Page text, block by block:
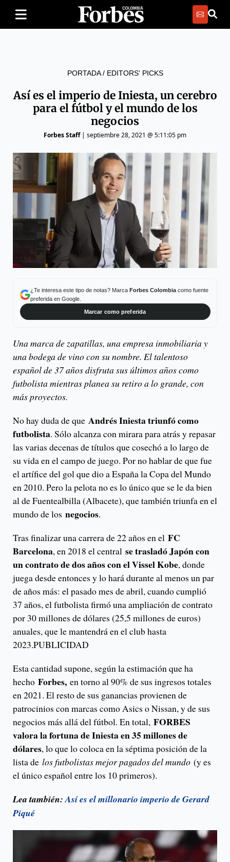
PORTADA/ EDITORS' PICKS
Así es el imperio de Iniesta, un cerebro
para el fútbol y el mundo de los
negocios
Forbes Staff| septiembre 28, 2021 @ 5:11:05 pm
¿Te interesa este tipo de notas? Marca Forbes Colombiacomo fuente
preferida en Google.
Marcar como preferida
Una marca de zapatillas, una empresa inmobiliaria y
una bodega de vino con su nombre. El talentoso
español de 37 años disfruta sus últimos años como
futbolista mientras planea su retiro a lo grande, con
más proyectos.
No hay duda de que Andrés Iniesta triunfó como
futbolista. Sólo alcanza con mirara para atrás y repasar
las varias decenas de títulos que cosechó a lo largo de
su vida en el campo de juego. Por no hablar de que fue
el artífice del gol que dio a España la Copa del Mundo
en 2010. Pero la pelota no es lo único que se le da bien
al de Fuentealbilla (Albacete), que también triunfa en el
mundo de los negocios.
Tras finalizar una carrera de 22 años en el FC
Barcelona, en 2018 el central se trasladó Japón con
un contrato de dos años con el Vissel Kobe, donde
juega desde entonces y lo hará durante al menos un par
de años más: el pasado mes de abril, cuando cumplió
37 años, el futbolista firmó una ampliación de contrato
por 30 millones de dólares (25,5 millones de euros)
anuales, que le mantendrá en el club hasta
2023.PUBLICIDAD
Esta cantidad supone, según la estimación que ha
hecho Forbes, en torno al 90% de sus ingresos totales
en 2021. El resto de sus ganancias provienen de
patrocinios con marcas como Asics o Nissan, y de sus
negocios más allá del fútbol. En total, FORBES
valora la fortuna de Iniesta en 35 millones de
dólares, lo que lo coloca en la séptima posición de la
lista de los futbolistas mejor pagados del mundo (y es
el único español entre los 10 primeros).
Lea también:Así es el millonario imperio de Gerard
Piqué